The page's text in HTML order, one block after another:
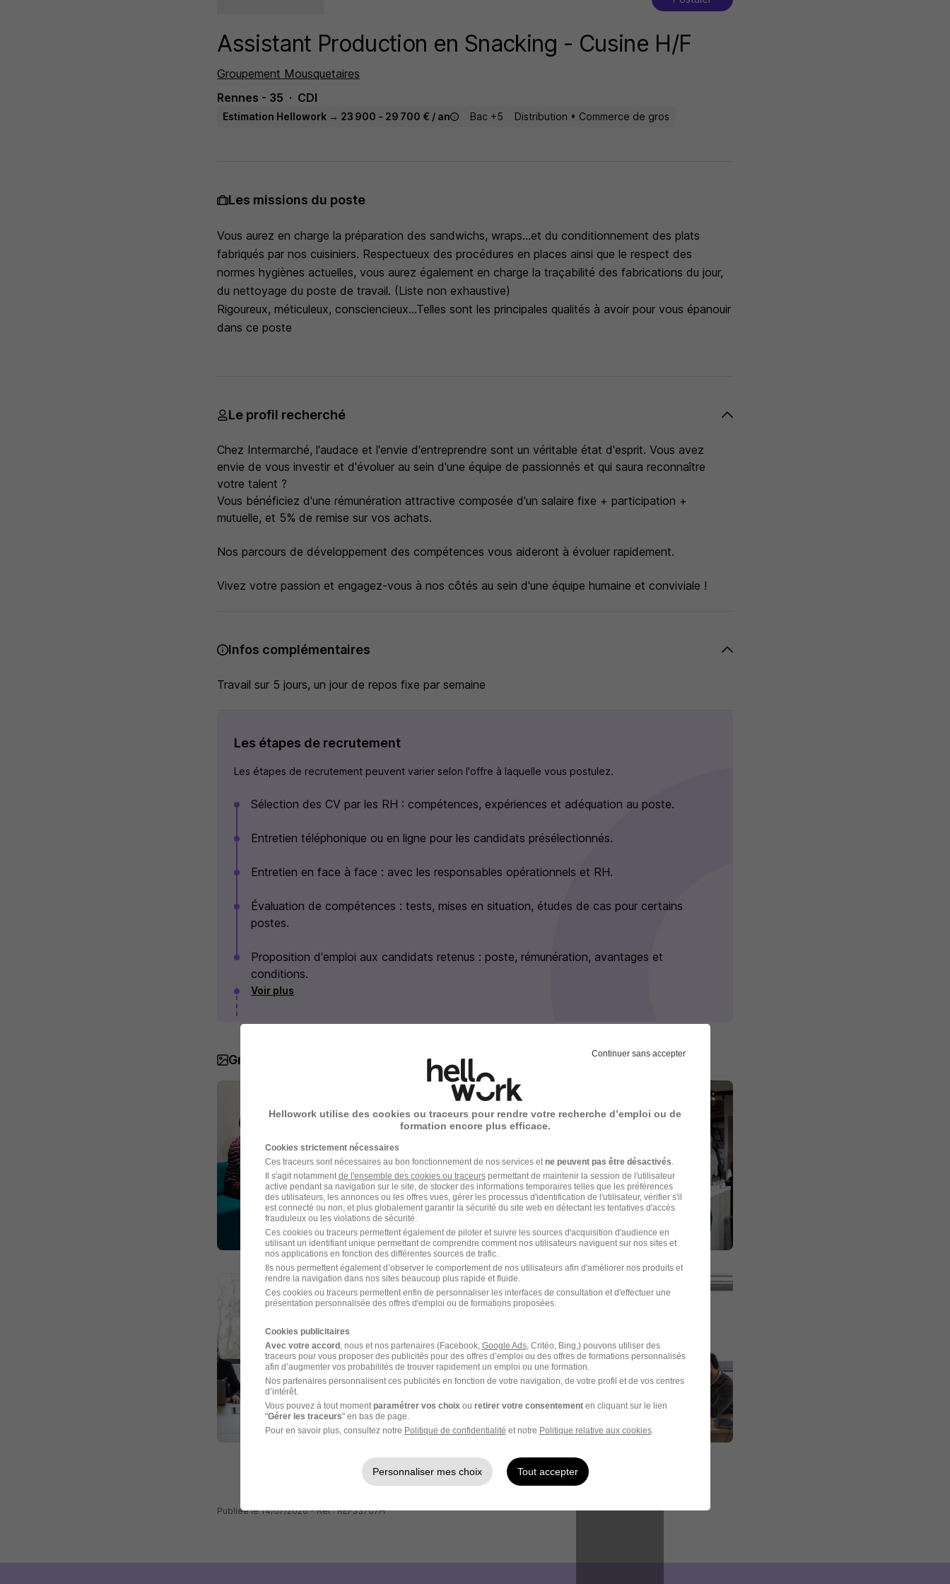
Assistant Production en Snacking - Cusine H/F
Groupement Mousquetaires
Rennes - 35
CDI
Estimation Hellowork → 23 900 - 29 700 € / an Bac +5 Distribution • Commerce de gros
Les missions du poste
Vous aurez en charge la préparation des sandwichs, wraps...et du conditionnement des plats
fabriqués par nos cuisiniers. Respectueux des procédures en places ainsi que le respect des
normes hygiènes actuelles, vous aurez également en charge la traçabilité des fabrications du jour,
du nettoyage du poste de travail. (Liste non exhaustive)
Rigoureux, méticuleux, consciencieux...Telles sont les principales qualités à avoir pour vous épanouir
dans ce poste
Le profil recherché
Chez Intermarché, l'audace et l'envie d'entreprendre sont un véritable état d'esprit. Vous avez
envie de vous investir et d'évoluer au sein d'une équipe de passionnés et qui saura reconnaître
votre talent ?
Vous bénéficiez d'une rémunération attractive composée d'un salaire fixe + participation +
mutuelle, et 5% de remise sur vos achats.
Nos parcours de développement des compétences vous aideront à évoluer rapidement.
Vivez votre passion et engagez-vous à nos côtés au sein d'une équipe humaine et conviviale !
Infos complémentaires
Travail sur 5 jours, un jour de repos fixe par semaine
Les étapes de recrutement
Les étapes de recrutement peuvent varier selon l'offre à laquelle vous postulez.
Sélection des CV par les RH : compétences, expériences et adéquation au poste.
Entretien téléphonique ou en ligne pour les candidats présélectionnés.
Entretien en face à face : avec les responsables opérationnels et RH.
Évaluation de compétences : tests, mises en situation, études de cas pour certains
postes.
Proposition d'emploi aux candidats retenus : poste, rémunération, avantages et
conditions.
Voir plus
Groupement Mousquetaires en images
Publiée le 14/07/2026 - Réf : REF53707H
Continuer sans accepter
Hellowork utilise des cookies ou traceurs pour rendre votre recherche d’emploi ou de
formation encore plus efficace.
Cookies strictement nécessaires
Ces traceurs sont nécessaires au bon fonctionnement de nos services et ne peuvent pas être désactivés
Il s'agit notamment de l'ensemble des cookies ou traceurspermettant de maintenir la session de l'utilisateur
active pendant sa navigation sur le site, de stocker des informations temporaires telles que les préférences
des utilisateurs, les annonces ou les offres vues, gérer les processus d'identification de l'utilisateur, vérifier s'il
est connecté ou non, et plus globalement garantir la sécurité du site web en détectant les tentatives d'accès
frauduleux ou les violations de sécurité.
Ces cookies ou traceurs permettent également de piloter et suivre les sources d'acquisition d'audience en
utilisant un identifiant unique permettant de comprendre comment nos utilisateurs naviguent sur nos sites et
nos applications en fonction des différentes sources de trafic.
Ils nous permettent également d’observer le comportement de nos utilisateurs afin d'améliorer nos produits et
rendre la navigation dans nos sites beaucoup plus rapide et fluide.
Ces cookies ou traceurs permettent enfin de personnaliser les interfaces de consultation et d'effectuer une
présentation personnalisée des offres d'emploi ou de formations proposées.
Cookies publicitaires
Avec votre accord, nous et nos partenaires (Facebook, Google Ads, Critéo, Bing,) pouvons utiliser des
traceurs pour vous proposer des publicités pour des offres d’emploi ou des offres de formations personnalisés
afin d’augmenter vos probabilités de trouver rapidement un emploi ou une formation.
Nos partenaires personnalisent ces publicités en fonction de votre navigation, de votre profil et de vos centres
d’intérêt.
Vous pouvez à tout moment paramétrer vos choix ou retirer votre consentementen cliquant sur le lien
"Gérer les traceurs" en bas de page.
Pour en savoir plus, consultez notre Politique de confidentialité et notre Politique relative aux cookies.
Personnaliser mes choix Tout accepter